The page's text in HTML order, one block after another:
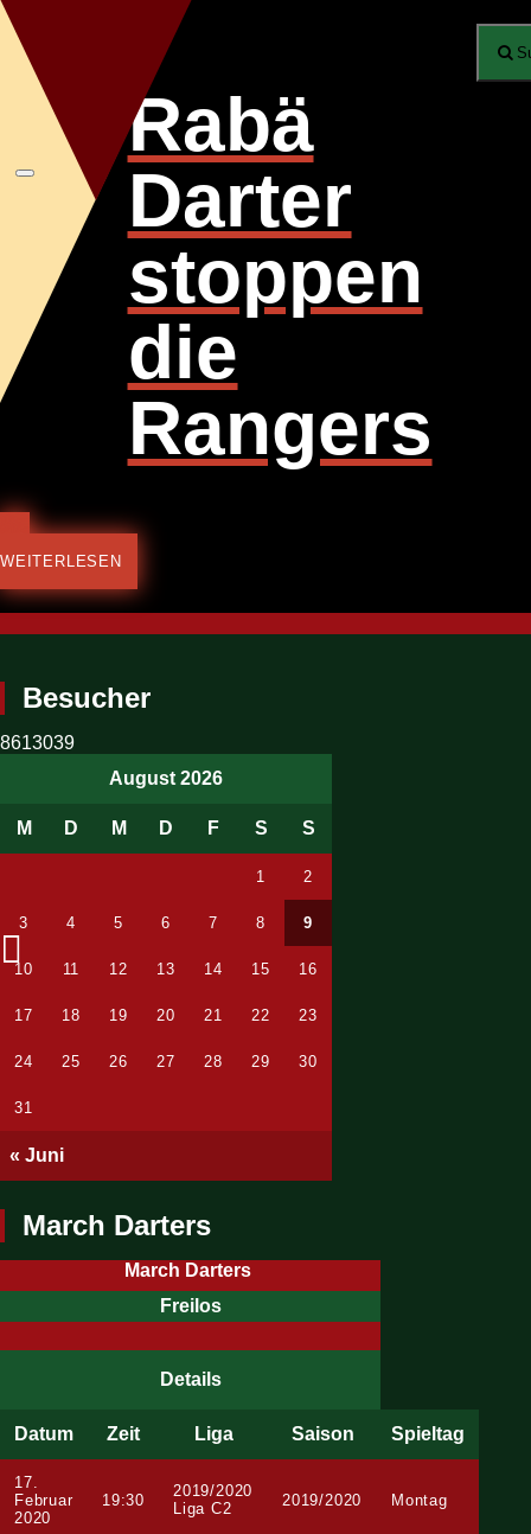
Toggle
navigation
Rabä
Darter
stoppen
die
Rangers
WEITERLESEN
Next
Besucher
8613039
August 2026
M D M D F S S
« Juni
1 2
3 4 5 6 7 8 9
10 11 12 13 14 15 16
17 18 19 20 21 22 23
24 25 26 27 28 29 30
31
March Darters
March Darters
Freilos
Details
Datum Zeit Liga Saison Spieltag
17.
Februar
2020
19:30
2019/2020
Liga C2
2019/2020 Montag